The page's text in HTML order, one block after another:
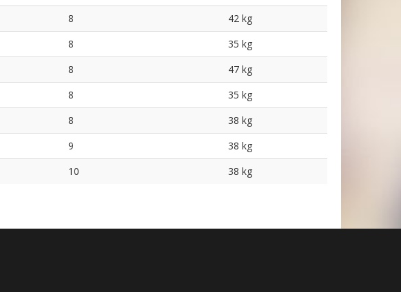
8
42 kg
8
35 kg
8
47 kg
8
35 kg
8
38 kg
9
38 kg
10 38 kg